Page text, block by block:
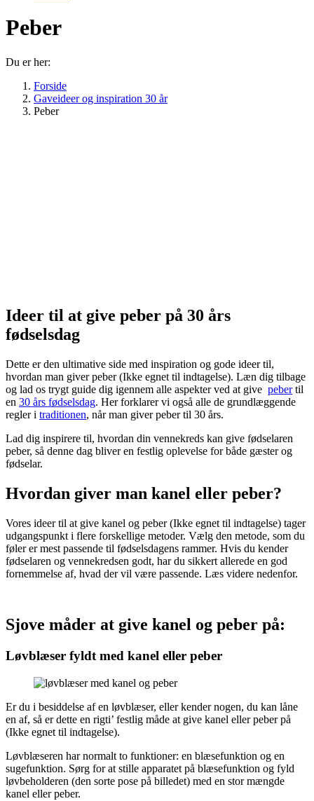
Peber
Du er her:
Forside
Gaveideer og inspiration 30 år
Peber
Ideer til at give peber på 30 års
fødselsdag
Dette er den ultimative side med inspiration og gode ideer til,
hvordan man giver peber (Ikke egnet til indtagelse). Læn dig tilbage
og lad os trygt guide dig igennem alle aspekter ved at give pebertil
en 30 års fødselsdag. Her forklarer vi også alle de grundlæggende
regler i traditionen, når man giver peber til 30 års.
Lad dig inspirere til, hvordan din vennekreds kan give fødselaren
peber, så denne dag bliver en festlig oplevelse for både gæster og
fødselar.
Hvordan giver man kanel eller peber?
Vores ideer til at give kanel og peber (Ikke egnet til indtagelse) tager
udgangspunkt i flere forskellige metoder. Vælg den metode, som du
føler er mest passende til fødselsdagens rammer. Hvis du kender
fødselaren og vennekredsen godt, har du sikkert allerede en god
fornemmelse af, hvad der vil være passende. Læs videre nedenfor.
Sjove måder at give kanel og peber på:
Løvblæser fyldt med kanel eller peber
Er du i besiddelse af en løvblæser, eller kender nogen, du kan låne
en af, så er dette en rigti’ festlig måde at give kanel eller peber på
(Ikke egnet til indtagelse).
Løvblæseren har normalt to funktioner: en blæsefunktion og en
sugefunktion. Sørg for at stille apparatet på blæsefunktion og fyld
løvbeholderen (den sorte pose på billedet) med en stor mængde
kanel eller peber.